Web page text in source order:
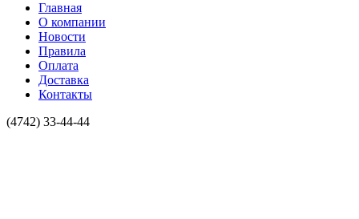
Главная
О компании
Новости
Правила
Оплата
Доставка
Контакты
(4742) 33-44-44